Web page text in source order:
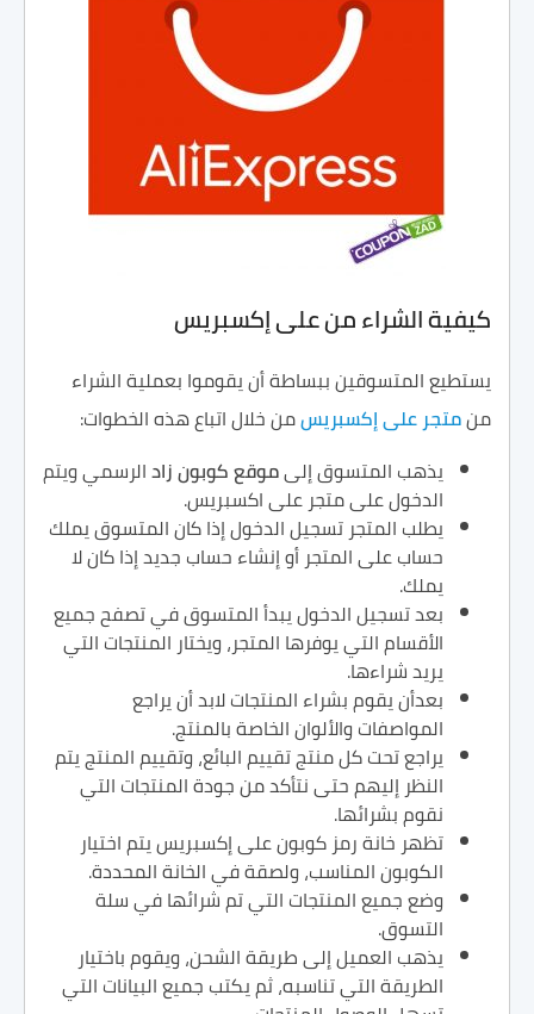
كيفية الشراء من على إكسبريس
يستطيع المتسوقين ببساطة أن يقوموا بعملية الشراء
منمتجر على إكسبريسمن خلال اتباع هذه الخطوات:
يذهب المتسوق إلىموقعكوبونزادالرسمي ويتم
الدخول على متجر على اكسبريس.
يطلب المتجر تسجيل الدخول إذا كان المتسوق يملك
حساب على المتجر أو إنشاء حساب جديد إذا كان لا
يملك.
بعد تسجيل الدخول يبدأ المتسوق في تصفح جميع
الأقسام التي يوفرها المتجر، ويختار المنتجات التي
يريد شراءها.
بعدأن يقوم بشراء المنتجات لابد أن يراجع
المواصفات والألوان الخاصة بالمنتج.
يراجع تحت كل منتج تقييم البائع، وتقييم المنتج يتم
النظر إليهم حتى نتأكد من جودة المنتجات التي
نقوم بشرائها.
تظهر خانة رمز كوبون على إكسبريس يتم اختيار
الكوبون المناسب، ولصقة في الخانة المحددة.
وضع جميع المنتجات التي تم شرائها في سلة
التسوق.
يذهب العميل إلى طريقة الشحن، ويقوم باختيار
الطريقة التي تناسبه، ثم يكتب جميع البيانات التي